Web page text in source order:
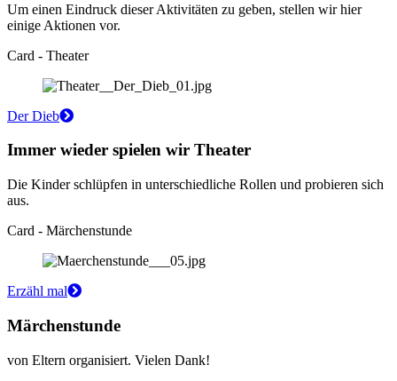
Um einen Eindruck dieser Aktivitäten zu geben, stellen wir hier
einige Aktionen vor.
Card - Theater
Der Dieb
Immer wieder spielen wir Theater
Die Kinder schlüpfen in unterschiedliche Rollen und probieren sich
aus.
Card - Märchenstunde
Erzähl mal
Märchenstunde
von Eltern organisiert. Vielen Dank!